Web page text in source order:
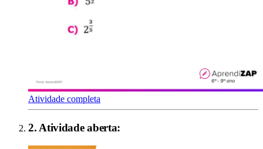
Atividade completa
2. Atividade aberta: